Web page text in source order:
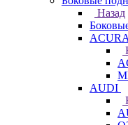
Назад
ACURA
AUDI